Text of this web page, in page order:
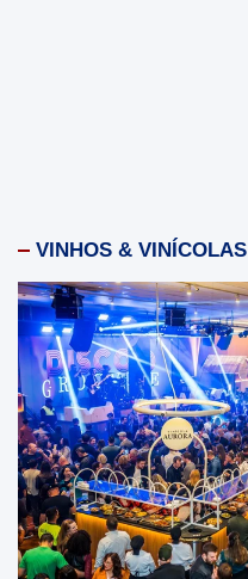
VINHOS & VINÍCOLAS